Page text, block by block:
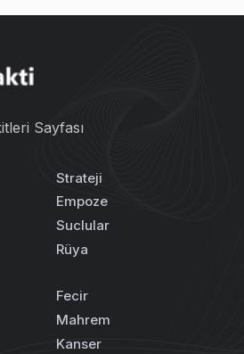
Sayfası
Strateji
Empoze
Suclular
Rüya
Fecir
Mahrem
Kanser